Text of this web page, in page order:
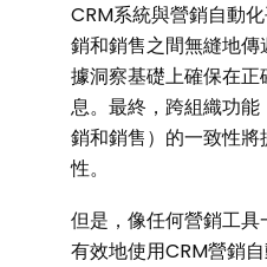
CRM系統與營銷自動
銷和銷售之間無縫地
據洞察基礎上確保在
息。最終，跨組織功
銷和銷售）的一致性
性。
但是，像任何營銷工
有效地使用CRM營銷